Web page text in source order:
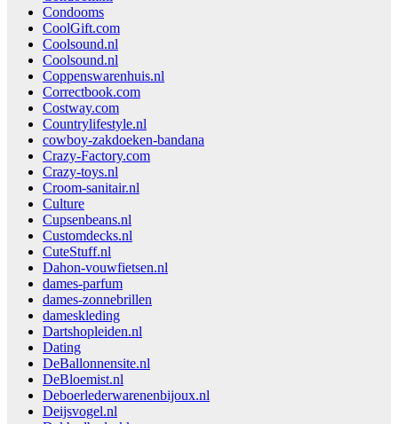
Condooms
CoolGift.com
Coolsound.nl
Coolsound.nl
Coppenswarenhuis.nl
Correctbook.com
Costway.com
Countrylifestyle.nl
cowboy-zakdoeken-bandana
Crazy-Factory.com
Crazy-toys.nl
Croom-sanitair.nl
Culture
Cupsenbeans.nl
Customdecks.nl
CuteStuff.nl
Dahon-vouwfietsen.nl
dames-parfum
dames-zonnebrillen
dameskleding
Dartshopleiden.nl
Dating
DeBallonnensite.nl
DeBloemist.nl
Deboerlederwarenenbijoux.nl
Deijsvogel.nl